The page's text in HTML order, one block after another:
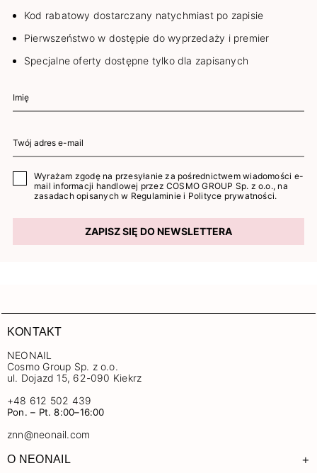
Kod rabatowy dostarczany natychmiast po zapisie
Pierwszeństwo w dostępie do wyprzedaży i premier
Specjalne oferty dostępne tylko dla zapisanych
Wyrażam zgodę na przesyłanie za pośrednictwem wiadomości e-
mail informacji handlowej przez COSMO GROUP Sp. z o.o., na
zasadach opisanych w Regulaminie i Polityce prywatności.
ZAPISZ SIĘ DO NEWSLETTERA
KONTAKT
NEONAIL
Cosmo Group Sp. z o.o.
ul. Dojazd 15, 62-090 Kiekrz
+48 612 502 439
Pon. – Pt. 8:00–16:00
znn@neonail.com
O NEONAIL +